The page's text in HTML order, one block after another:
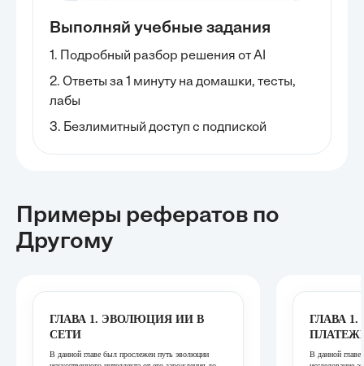
Выполняй учебные задания
1. Подробный разбор решения от AI
2. Ответы за 1 минуту на домашки, тесты,
лабы
3. Безлимитный доступ с подпиской
Примеры рефератов по
Другому
ГЛАВА 1. ЭВОЛЮЦИЯ ИИ В
СЕТИ
В данной главе был прослежен путь эволюции
ГЛАВА
В данной главе